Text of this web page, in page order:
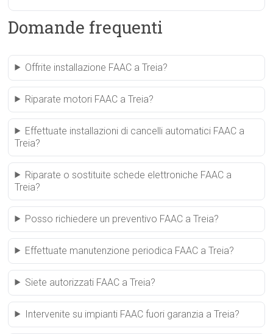
Domande frequenti
Offrite installazione FAAC a Treia?
Riparate motori FAAC a Treia?
Effettuate installazioni di cancelli automatici FAAC a
Treia?
Riparate o sostituite schede elettroniche FAAC a
Treia?
Posso richiedere un preventivo FAAC a Treia?
Effettuate manutenzione periodica FAAC a Treia?
Siete autorizzati FAAC a Treia?
Intervenite su impianti FAAC fuori garanzia a Treia?